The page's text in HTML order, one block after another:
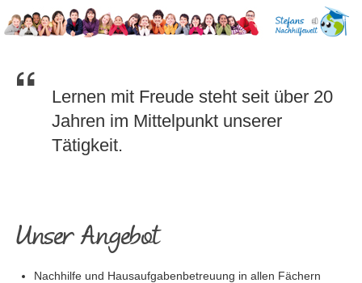
zum
Inhalt
Gehe
zur
Nachhilfewelt
-
Nachhilfe
STEFANS
NACHHILFEWELT –
SIEGEN
Lernen mit Freude steht seit über 20
Jahren im Mittelpunkt unserer
Tätigkeit.
Unser Angebot
Nachhilfe und Hausaufgabenbetreuung in allen Fächern